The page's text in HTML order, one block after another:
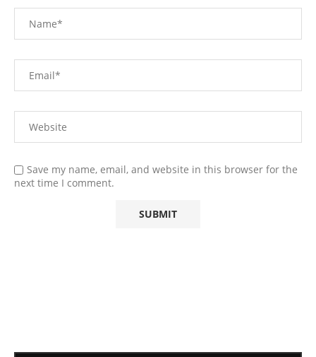
Save my name, email, and website in this browser for the
next time I comment.